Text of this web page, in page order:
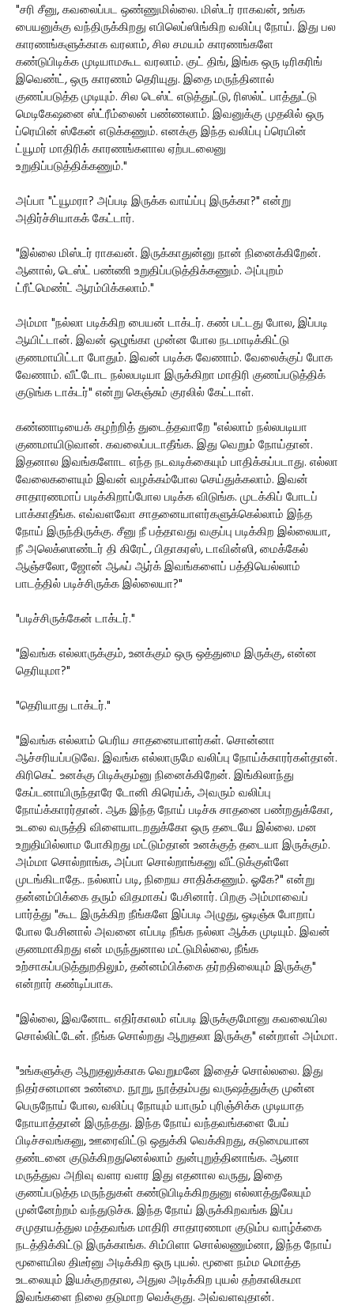
"சரி சீனு, கவலைப்பட ஒண்ணுமில்லை. மிஸ்டர் ராகவன், உங்க
பையனுக்கு வந்திருக்கிறது எபிலெப்ஸிங்கிற வலிப்பு நோய். இது பல
காரணங்களுக்காக வரலாம், சில சமயம் காரணங்களே
கண்டுபிடிக்க முடியாமகூட வரலாம். குட் திங், இங்க ஒரு டிரிகரிங்
இவெண்ட், ஒரு காரணம் தெரியுது. இதை மருந்தினால்
குணப்படுத்த முடியும். சில டெஸ்ட் எடுத்துட்டு, ரிஸல்ட் பாத்துட்டு
மெடிகேஷனை ஸ்ட்ரீம்லைன் பண்ணலாம். இவனுக்கு முதலில் ஒரு
ப்ரெயின் ஸ்கேன் எடுக்கணும். எனக்கு இந்த வலிப்பு ப்ரெயின்
ட்யூமர் மாதிரிக் காரணங்களால ஏற்படலைனு
உறுதிப்படுத்திக்கணும்."
அப்பா "ட்யூமரா? அப்படி இருக்க வாய்ப்பு இருக்கா?" என்று
அதிர்ச்சியாகக் கேட்டார்.
"இல்லை மிஸ்டர் ராகவன். இருக்காதுன்னு நான் நினைக்கிறேன்.
ஆனால், டெஸ்ட் பண்ணி உறுதிப்படுத்திக்கணும். அப்புறம்
ட்ரீட்மெண்ட் ஆரம்பிக்கலாம்."
அம்மா "நல்லா படிக்கிற பையன் டாக்டர். கண் பட்டது போல, இப்படி
ஆயிட்டான். இவன் ஒழுங்கா முன்ன போல நடமாடிக்கிட்டு
குணமாயிட்டா போதும். இவன் படிக்க வேணாம். வேலைக்குப் போக
வேணாம். வீட்டோட நல்லபடியா இருக்கிறா மாதிரி குணப்படுத்திக்
குடுங்க டாக்டர்" என்று கெஞ்சும் குரலில் கேட்டாள்.
கண்ணாடியைக் கழற்றித் துடைத்தவாறே "எல்லாம் நல்லபடியா
குணமாயிடுவான். கவலைப்படாதீங்க. இது வெறும் நோய்தான்.
இதனால இவங்களோட எந்த நடவடிக்கையும் பாதிக்கப்படாது. எல்லா
வேலைகளையும் இவன் வழக்கம்போல செய்துக்கலாம். இவன்
சாதாரணமாப் படிக்கிறாப்போல படிக்க விடுங்க. முடக்கிப் போடப்
பாக்காதீங்க. எவ்வளவோ சாதனையாளர்களுக்கெல்லாம் இந்த
நோய் இருந்திருக்கு. சீனு நீ பத்தாவது வகுப்பு படிக்கிற இல்லையா,
நீ அலெக்ஸாண்டர் தி கிரேட், பிதாகரஸ், டாவின்ஸி, மைக்கேல்
ஆஞ்சலோ, ஜோன் ஆஃப் ஆர்க் இவங்களைப் பத்தியெல்லாம்
பாடத்தில் படிச்சிருக்க இல்லையா?"
"படிச்சிருக்கேன் டாக்டர்."
"இவங்க எல்லாருக்கும், உனக்கும் ஒரு ஒத்துமை இருக்கு, என்ன
தெரியுமா?"
"தெரியாது டாக்டர்."
"இவங்க எல்லாம் பெரிய சாதனையாளர்கள். சொன்னா
ஆச்சரியப்படுவே. இவங்க எல்லாருமே வலிப்பு நோய்க்காரர்கள்தான்.
கிரிகெட் உனக்கு பிடிக்கும்னு நினைக்கிறேன். இங்கிலாந்து
கேப்டனாயிருந்தாரே டோனி கிரெய்க், அவரும் வலிப்பு
நோய்க்காரர்தான். ஆக இந்த நோய் படிச்சு சாதனை பண்றதுக்கோ,
உடலை வருத்தி விளையாடறதுக்கோ ஒரு தடையே இல்லை. மன
உறுதியில்லாம போகிறது மட்டும்தான் உனக்குத் தடையா இருக்கும்.
அம்மா சொல்றாங்க, அப்பா சொல்றாங்கனு வீட்டுக்குள்ளே
முடங்கிடாதே.. நல்லாப் படி, நிறைய சாதிக்கணும். ஓகே?" என்று
தன்னம்பிக்கை தரும் விதமாகப் பேசினார். பிறகு அம்மாவைப்
பார்த்து "கூட இருக்கிற நீங்களே இப்படி அழுது, ஒடிஞ்சு போறாப்
போல பேசினால் அவனை எப்படி நீங்க நல்லா ஆக்க முடியும். இவன்
குணமாகிறது என் மருந்துனால மட்டுமில்லை, நீங்க
உற்சாகப்படுத்துறதிலும், தன்னம்பிக்கை தர்றதிலையும் இருக்கு"
என்றார் கண்டிப்பாக.
"இல்லை, இவனோட எதிர்காலம் எப்படி இருக்குமோனு கவலையில
சொல்லிட்டேன். நீங்க சொல்றது ஆறுதலா இருக்கு" என்றாள் அம்மா.
"உங்களுக்கு ஆறுதலுக்காக வெறுமனே இதைச் சொல்லலை. இது
நிதர்சனமான உண்மை. நூறு, நூத்தம்பது வருஷத்துக்கு முன்ன
பெருநோய் போல, வலிப்பு நோயும் யாரும் புரிஞ்சிக்க முடியாத
நோயாத்தான் இருந்தது. இந்த நோய் வந்தவங்களை பேய்
பிடிச்சவங்கனு, ஊரைவிட்டு ஒதுக்கி வெக்கிறது, கடுமையான
தண்டனை குடுக்கிறதுனெல்லாம் துன்புறுத்தினாங்க. ஆனா
மருத்துவ அறிவு வளர வளர இது எதனால வருது, இதை
குணப்படுத்த மருந்துகள் கண்டுபிடிக்கிறதுனு எல்லாத்துலேயும்
முன்னேற்றம் வந்துடுச்சு. இந்த நோய் இருக்கிறவங்க இப்ப
சமுதாயத்துல மத்தவங்க மாதிரி சாதாரணமா குடும்ப வாழ்க்கை
நடத்திக்கிட்டு இருக்காங்க. சிம்பிளா சொல்லணும்னா, இந்த நோய்
மூளையில திடீர்னு அடிக்கிற ஒரு புயல். மூளை நம்ம மொத்த
உடலையும் இயக்குறதால, அதுல அடிக்கிற புயல் தற்காலிகமா
இவங்களை நிலை தடுமாற வெக்குது. அவ்வளவுதான்.